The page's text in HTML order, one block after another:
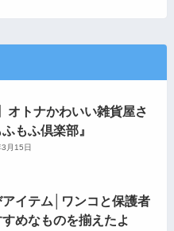
オトナかわいい雑貨屋さ
もふ倶楽部』
月15日
アイテム│ワンコと保護者
めなものを揃えたよ